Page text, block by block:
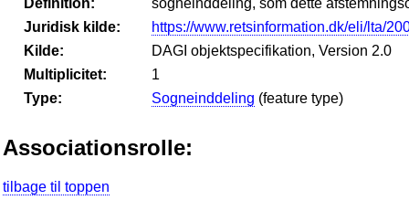
Juridisk kilde:
https://www.retsinformation.dk/eli/lta/
Kilde:
DAGI objektspecifikation, Version 2.0
Multiplicitet:
1
Type:
Sogneinddeling (feature type)
Associationsrolle:
tilbage til toppen